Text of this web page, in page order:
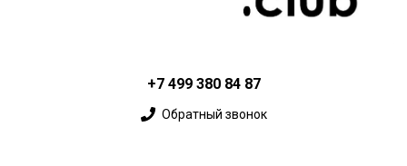
+7 499 380 84 87
Обратный звонок